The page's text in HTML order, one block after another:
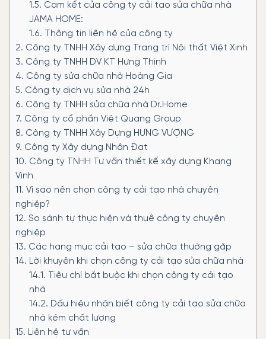
1.5. Cam kết của công ty cải tạo sửa chữa nhà
JAMA HOME:
1.6. Thông tin liên hệ của công ty
2. Công ty TNHH Xây dựng Trang trí Nội thất Việt Xinh
3. Công ty TNHH DV KT Hưng Thịnh
4. Công ty sửa chữa nhà Hoàng Gia
5. Công ty dịch vụ sửa nhà 24h
6. Công ty TNHH sửa chữa nhà Dr.Home
7. Công ty cổ phần Việt Quang Group
8. Công ty TNHH Xây Dựng HƯNG VƯỢNG
9. Công ty Xây dựng Nhân Đạt
10. Công ty TNHH Tư vấn thiết kế xây dựng Khang
Vinh
11. Vì sao nên chọn công ty cải tạo nhà chuyên
nghiệp?
12. So sánh tự thực hiện và thuê công ty chuyên
nghiệp
13. Các hạng mục cải tạo – sửa chữa thường gặp
14. Lời khuyên khi chọn công ty cải tạo sửa chữa nhà
14.1. Tiêu chí bắt buộc khi chọn công ty cải tạo
nhà
14.2. Dấu hiệu nhận biết công ty cải tạo sửa chữa
nhà kém chất lượng
15. Liên hệ tư vấn